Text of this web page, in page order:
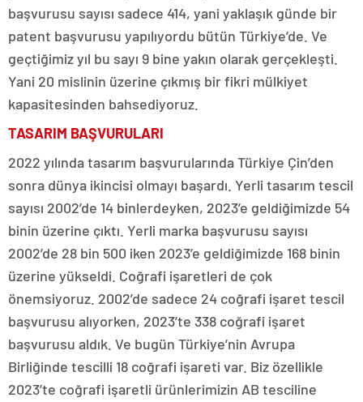
başvurusu sayısı sadece 414, yani yaklaşık günde bir
patent başvurusu yapılıyordu bütün Türkiye’de. Ve
geçtiğimiz yıl bu sayı 9 bine yakın olarak gerçekleşti.
Yani 20 mislinin üzerine çıkmış bir fikri mülkiyet
kapasitesinden bahsediyoruz.
TASARIM BAŞVURULARI
2022 yılında tasarım başvurularında Türkiye Çin’den
sonra dünya ikincisi olmayı başardı. Yerli tasarım tescil
sayısı 2002’de 14 binlerdeyken, 2023’e geldiğimizde 54
binin üzerine çıktı. Yerli marka başvurusu sayısı
2002’de 28 bin 500 iken 2023’e geldiğimizde 168 binin
üzerine yükseldi. Coğrafi işaretleri de çok
önemsiyoruz. 2002’de sadece 24 coğrafi işaret tescil
başvurusu alıyorken, 2023’te 338 coğrafi işaret
başvurusu aldık. Ve bugün Türkiye’nin Avrupa
Birliğinde tescilli 18 coğrafi işareti var. Biz özellikle
2023’te coğrafi işaretli ürünlerimizin AB tesciline